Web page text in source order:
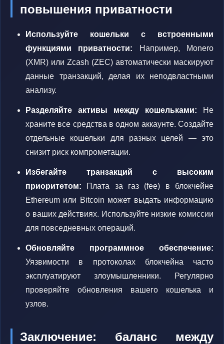
повышения приватности
Используйте кошельки с встроенными
функциями приватности: Например, Monero
(XMR) или Zcash (ZEC) автоматически маскируют
данные транзакций, делая их неподвластными
анализу.
Разделяйте активы между кошельками: Не
храните все средства в одном аккаунте. Создайте
отдельные кошельки для разных целей — это
снизит риск компрометации.
Избегайте транзакций с высоким
приоритетом: Плата за газ (fee) в блокчейне
Ethereum или Bitcoin может выдать информацию
о ваших действиях. Используйте низкие комиссии
для повседневных операций.
Обновляйте программное обеспечение:
Уязвимости в протоколах блокчейна часто
эксплуатируют злоумышленники. Регулярно
проверяйте обновления вашего кошелька и
узлов.
Заключение: баланс между